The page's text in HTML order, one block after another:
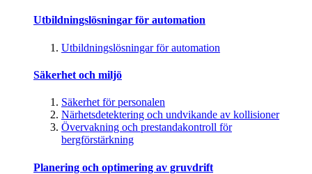
Utbildningslösningar för automation
Utbildningslösningar för automation
Säkerhet och miljö
Säkerhet för personalen
Närhetsdetektering och undvikande av kollisioner
Övervakning och prestandakontroll för
bergförstärkning
Planering och optimering av gruvdrift